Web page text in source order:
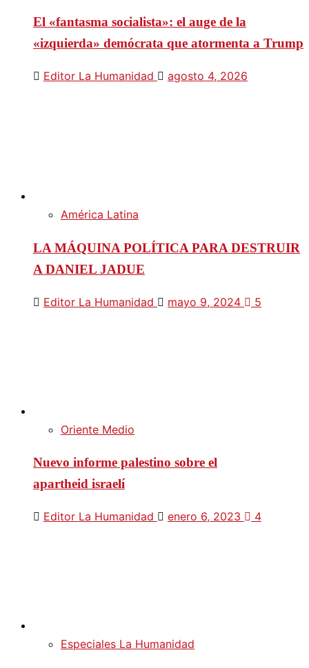
El «fantasma socialista»: el auge de la
«izquierda» demócrata que atormenta a Trump
Editor La Humanidad agosto 4, 2026
América Latina
LA MÁQUINA POLÍTICA PARA DESTRUIR
A DANIEL JADUE
Editor La Humanidad mayo 9, 2024 5
Oriente Medio
Nuevo informe palestino sobre el
apartheid israelí
Editor La Humanidad enero 6, 2023 4
Especiales La Humanidad